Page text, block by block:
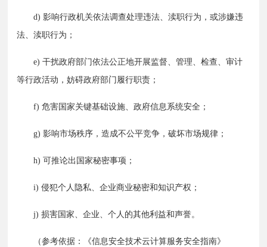
d) 影响行政机关依法调查处理违法、渎职行为，或涉嫌违
法、渎职行为；
e) 干扰政府部门依法公正地开展监督、管理、检查、审计
等行政活动，妨碍政府部门履行职责；
f) 危害国家关键基础设施、政府信息系统安全；
g) 影响市场秩序，造成不公平竞争，破坏市场规律；
h) 可推论出国家秘密事项；
i) 侵犯个人隐私、企业商业秘密和知识产权；
j) 损害国家、企业、个人的其他利益和声誉。
（参考依据：《信息安全技术云计算服务安全指南》